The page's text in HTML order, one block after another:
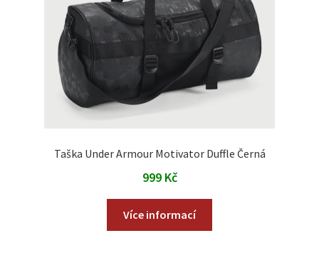
Taška Under Armour Motivator Duffle Černá
999 Kč
Více informací